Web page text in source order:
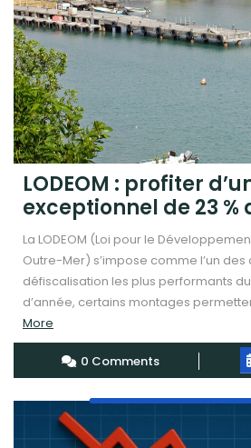
LODEOM : profiter
exceptionnel de 23 %
La LODEOM (Loi pour le
Outre-Mer) s’impose comme l’un des
défiscalisation les plus performants
d’année, certains montages
More
More
0 Comments